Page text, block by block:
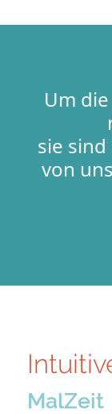
Um
sie sind
von
MalZeit